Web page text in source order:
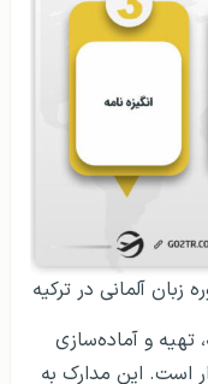
زبان آلمانی در ترکیه
تهیه و آماده‌سازی
است. این مدارک به